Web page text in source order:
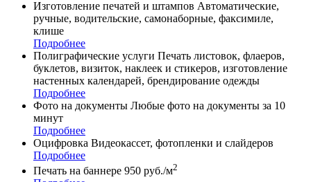
Изготовление печатей и штампов Автоматические,
ручные, водительские, самонаборные, факсимиле,
клише
Подробнее
Полиграфические услуги Печать листовок, флаеров,
буклетов, визиток, наклеек и стикеров, изготовление
настенных календарей, брендирование одежды
Подробнее
Фото на документы Любые фото на документы за 10
минут
Подробнее
Оцифровка Видеокассет, фотопленки и слайдеров
Подробнее
Печать на баннере 950 руб./м2